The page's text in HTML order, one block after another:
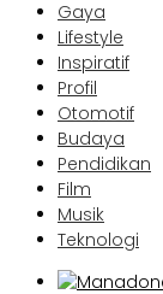
Gaya
Lifestyle
Inspiratif
Profil
Otomotif
Budaya
Pendidikan
Film
Musik
Teknologi